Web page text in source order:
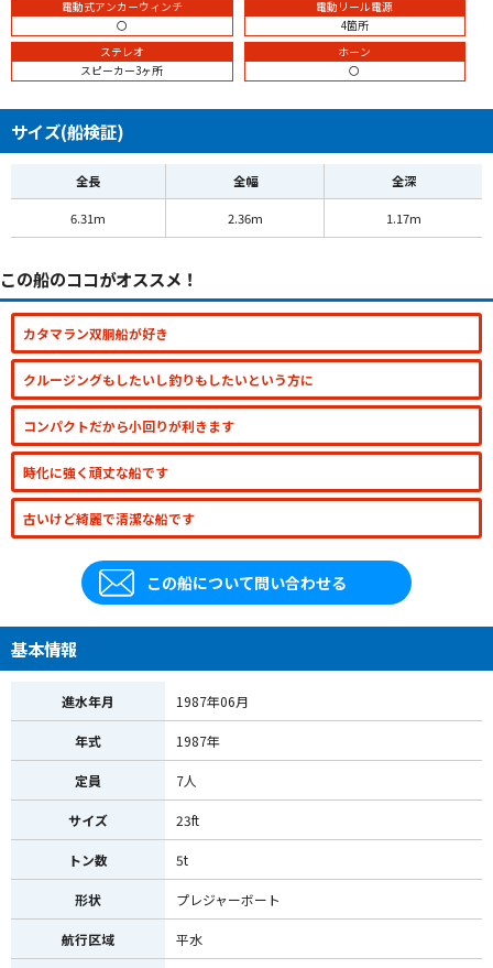
電動式アンカーウィンチ
〇
電動リール電源
4箇所
ステレオ
スピーカー3ヶ所
ホーン
〇
サイズ(船検証)
全長 全幅 全深
6.31m 2.36m 1.17m
この船のココがオススメ！
カタマラン双胴船が好き
クルージングもしたいし釣りもしたいという方に
コンパクトだから小回りが利きます
時化に強く頑丈な船です
古いけど綺麗で清潔な船です
この船について問い合わせる
基本情報
進水年月 1987年06月
年式 1987年
定員 7人
サイズ 23ft
トン数 5t
形状 プレジャーボート
航行区域 平水